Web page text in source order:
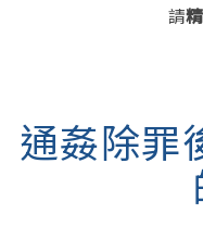
請
通姦除罪